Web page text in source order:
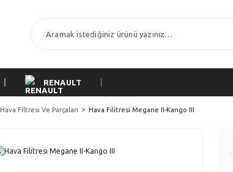
RENAULT
Hava Filtresi Ve Parçaları Hava Filitresi Megane II-Kango III